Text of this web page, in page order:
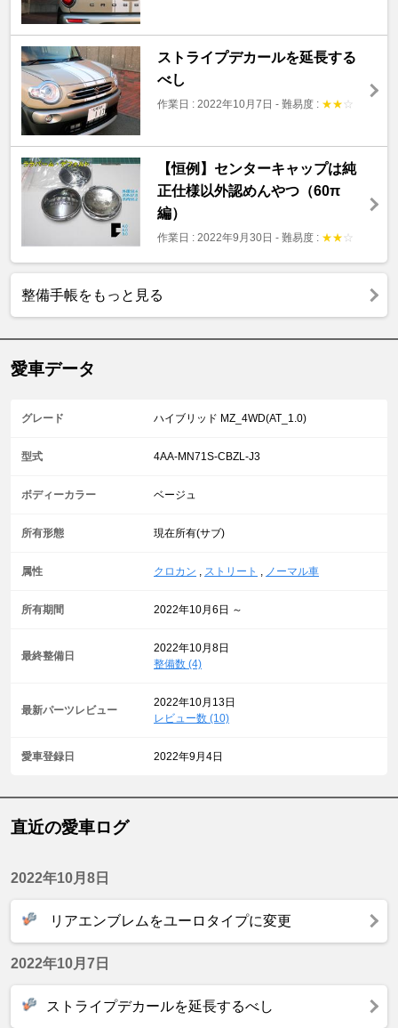
ストライプデカールを延長する
べし
作業日 : 2022年10月7日 - 難易度 : ★★ ☆
【恒例】センターキャップは純
正仕様以外認めんやつ（60π
編）
作業日 : 2022年9月30日 - 難易度 : ★★ ☆
整備手帳をもっと見る
愛車データ
グレード ハイブリッド MZ_4WD(AT_1.0)
型式 4AA-MN71S-CBZL-J3
ボディーカラー ベージュ
所有形態 現在所有(サブ)
属性 クロカン , ストリート , ノーマル車
所有期間 2022年10月6日 ～
最終整備日
2022年10月8日
整備数 (4)
最新パーツレビュー
2022年10月13日
レビュー数 (10)
愛車登録日 2022年9月4日
直近の愛車ログ
2022年10月8日
リアエンブレムをユーロタイプに変更
2022年10月7日
ストライプデカールを延長するべし